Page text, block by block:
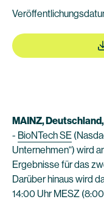
MAINZ,
- BioNTech SE
Unternehmen“) wird
Ergebnisse für das
Darüber hinaus wird
14:00 Uhr MESZ